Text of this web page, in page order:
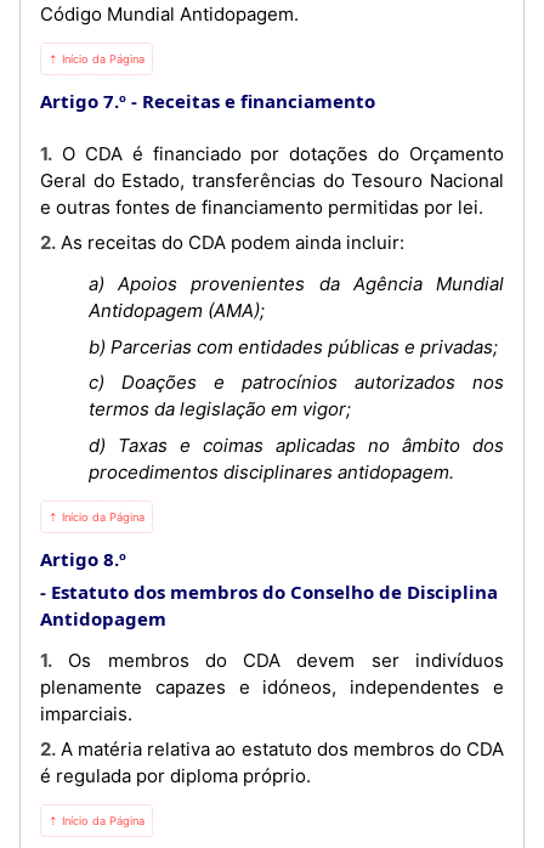
Código Mundial Antidopagem.
⇡ Início da Página
Artigo 7.º Receitas e financiamento
1. O CDA é financiado por dotações do Orçamento
Geral do Estado, transferências do Tesouro Nacional
e outras fontes de financiamento permitidas por lei.
2. As receitas do CDA podem ainda incluir:
a) Apoios provenientes da Agência Mundial
Antidopagem (AMA);
b) Parcerias com entidades públicas e privadas;
c) Doações e patrocínios autorizados nos
termos da legislação em vigor;
d) Taxas e coimas aplicadas no âmbito dos
procedimentos disciplinares antidopagem.
⇡ Início da Página
Artigo 8.º
Estatuto dos membros do Conselho de Disciplina
Antidopagem
1. Os membros do CDA devem ser indivíduos
plenamente capazes e idóneos, independentes e
imparciais.
2. A matéria relativa ao estatuto dos membros do CDA
é regulada por diploma próprio.
⇡ Início da Página